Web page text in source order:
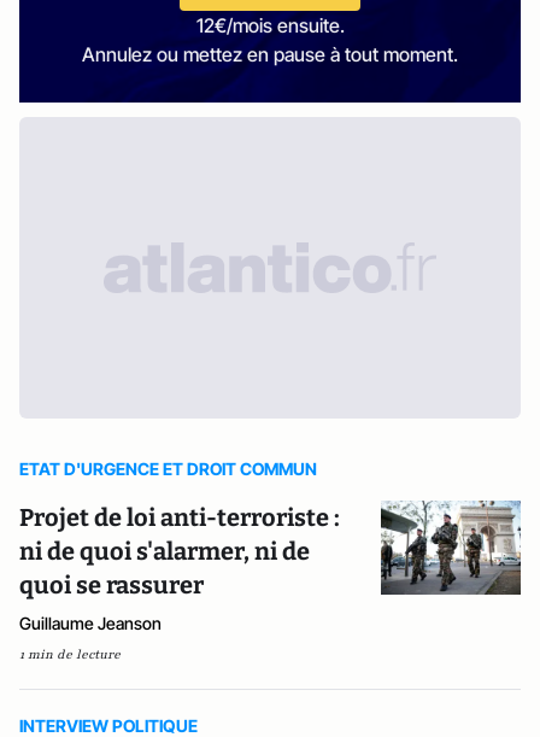
12€/mois ensuite.
Annulez ou mettez en pause à tout moment.
ETAT D'URGENCE ET DROIT COMMUN
Projet de loi anti-terroriste :
ni de quoi s'alarmer, ni de
quoi se rassurer
Guillaume Jeanson
1 min de lecture
INTERVIEW POLITIQUE